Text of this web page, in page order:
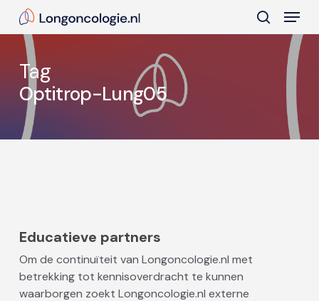
content
search
Menu
Tag
Optitrop-Lung05
Educatieve partners
Om de continuïteit van Longoncologie.nl met
betrekking tot kennisoverdracht te kunnen
waarborgen zoekt Longoncologie.nl externe
Close
Menu